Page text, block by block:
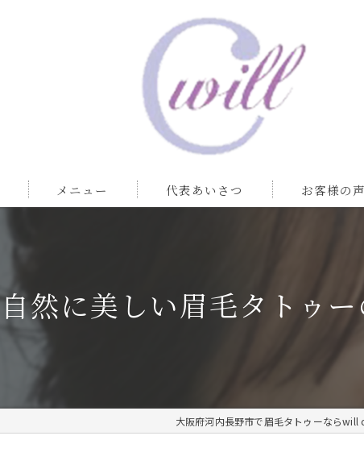
メニュー 代表あいさつ お客様の声
自然に美しい眉毛タトゥー
大阪府河内長野市で眉毛タトゥーならwill